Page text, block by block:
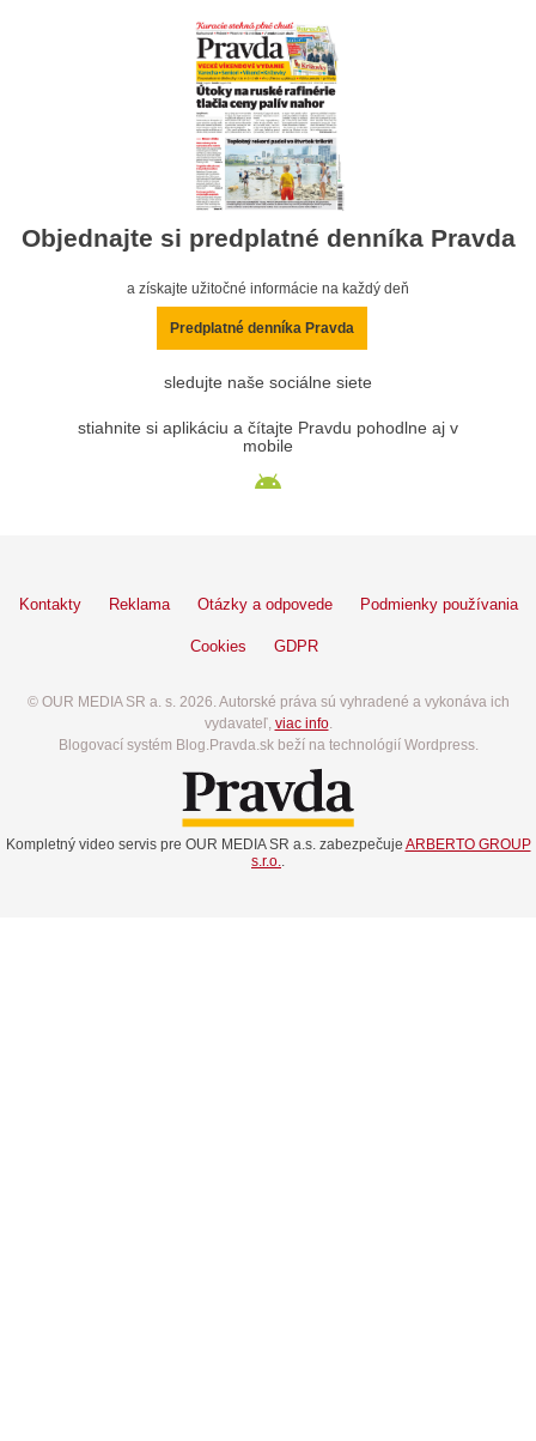
Objednajte si predplatné denníka Pravda
a získajte užitočné informácie na každý deň
Predplatné denníka Pravda
sledujte naše sociálne siete
stiahnite si aplikáciu a čítajte Pravdu pohodlne aj v
mobile
Kontakty Reklama Otázky a odpovede Podmienky používania
Cookies GDPR
© OUR MEDIA SR a. s. 2026. Autorské práva sú vyhradené a vykonáva ich
vydavateľ, viac info.
Blogovací systém Blog.Pravda.sk beží na technológií Wordpress.
Kompletný video servis pre OUR MEDIA SR a.s. zabezpečuje ARBERTO GROUP
s.r.o..